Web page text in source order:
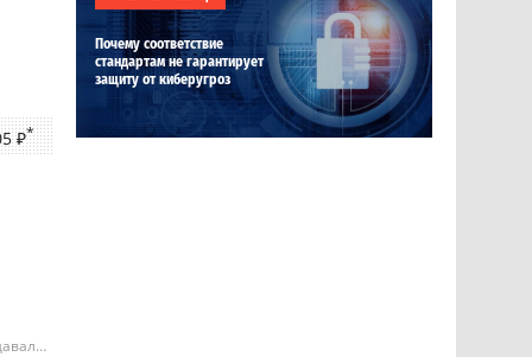
₽*
Почему соответствие
стандартам не гарантирует
защиту от киберугроз